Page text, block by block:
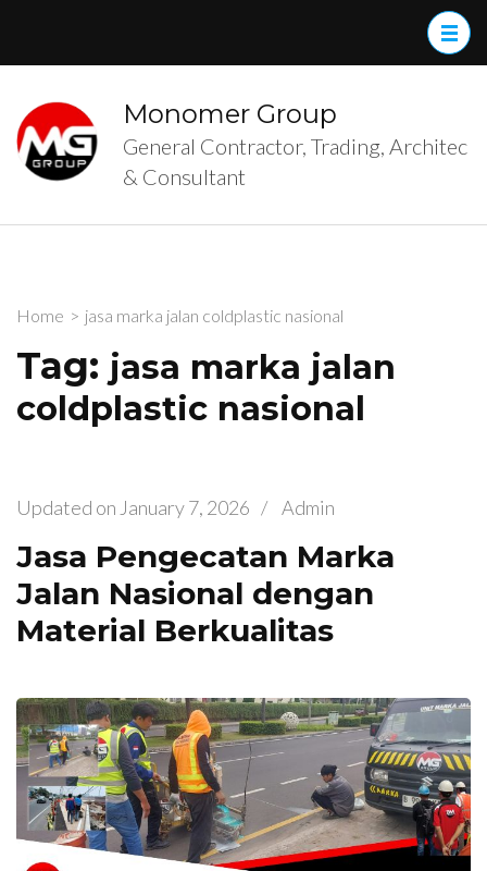
(Press
Enter)
Monomer Group
General Contractor, Trading, Architec
& Consultant
Home > jasa marka jalan coldplastic nasional
Tag: jasa marka jalan
coldplastic nasional
Updated on January 7, 2026 / Admin
Jasa Pengecatan Marka
Jalan Nasional dengan
Material Berkualitas